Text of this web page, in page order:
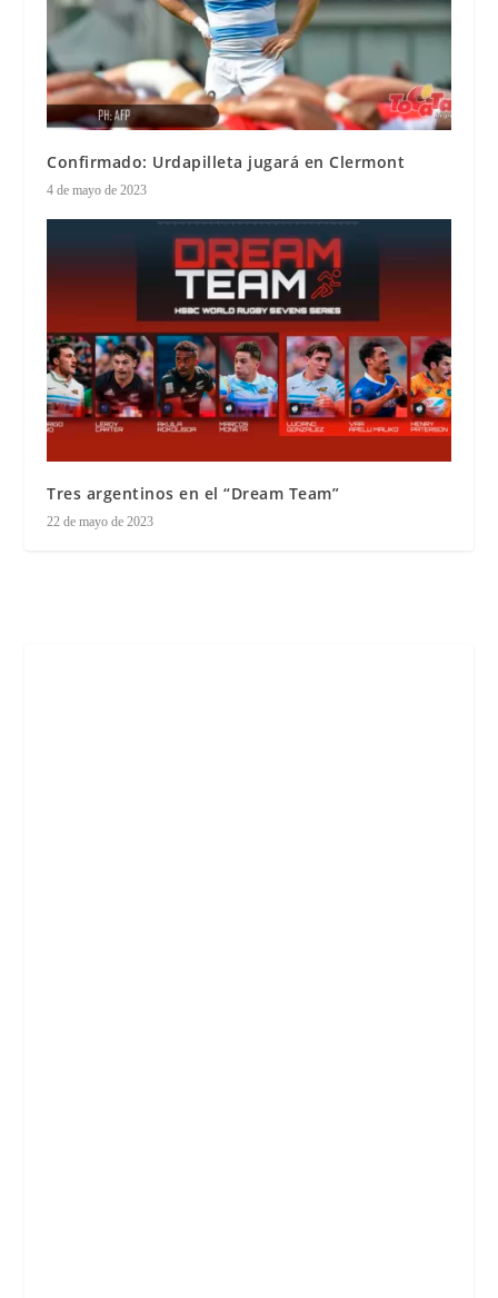
Confirmado: Urdapilleta jugará en Clermont
4 de mayo de 2023
Tres argentinos en el “Dream Team”
22 de mayo de 2023